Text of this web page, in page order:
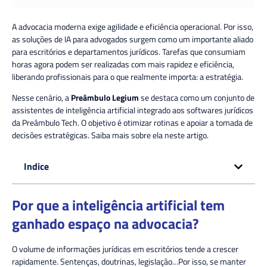
A advocacia moderna exige agilidade e eficiência operacional. Por isso,
as soluções de IA para advogados surgem como um importante aliado
para escritórios e departamentos jurídicos. Tarefas que consumiam
horas agora podem ser realizadas com mais rapidez e eficiência,
liberando profissionais para o que realmente importa: a estratégia.
Nesse cenário, aPreâmbulo Legiumse destaca como um conjunto de
assistentes de inteligência artificial integrado aos softwares jurídicos
da Preâmbulo Tech. O objetivo é otimizar rotinas e apoiar a tomada de
decisões estratégicas. Saiba mais sobre ela neste artigo.
Indice
Por que a inteligência artificial tem
ganhado espaço na advocacia?
O volume de informações jurídicas em escritórios tende a crescer
rapidamente. Sentenças, doutrinas, legislação…Por isso, se manter